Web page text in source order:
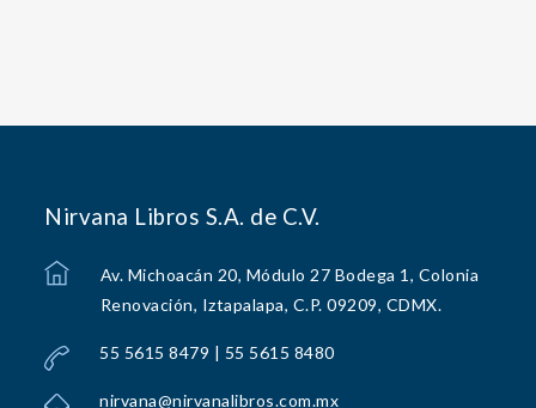
Nirvana Libros S.A. de C.V.
Av. Michoacán 20, Módulo 27 Bodega 1, Colonia
Renovación, Iztapalapa, C.P. 09209, CDMX.
55 5615 8479 | 55 5615 8480
nirvana@nirvanalibros.com.mx